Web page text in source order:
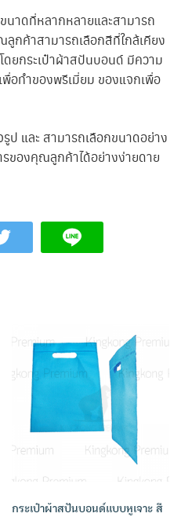
นาดที่หลากหลายและสามารถ
กค้าสามารถเลือกสีที่ใกล้เคียง
ยกระเป๋าผ้าสปันบอนด์ มีความ
พื่อทำของพรีเมี่ยม ของแจกเพื่อ
ป และ สามารถเลือกขนาดอย่าง
ของคุณลูกค้าได้อย่างง่ายดาย
กระเป๋าผ้าสปันบอนด์แบบหูเจาะ สี